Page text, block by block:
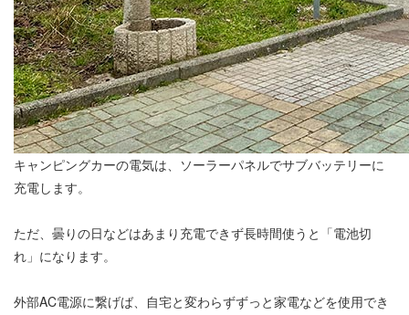
キャンピングカーの電気は、ソーラーパネルでサブバッテリーに
充電します。
ただ、曇りの日などはあまり充電できず長時間使うと「電池切
れ」になります。
外部AC電源に繋げば、自宅と変わらずずっと家電などを使用でき